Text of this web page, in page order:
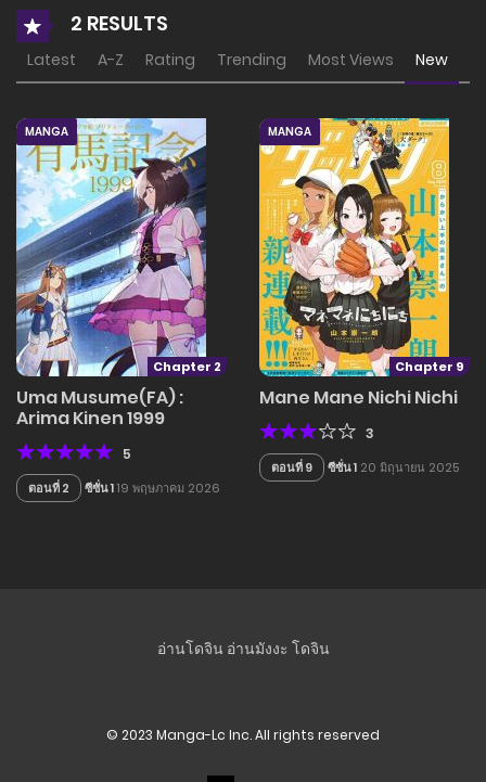
2 RESULTS
Latest A-Z Rating Trending Most Views New
Chapter 2
MANGA
Uma Musume(FA) :
Arima Kinen 1999
5
ตอนที่ 2 ซีซั่น 119 พฤษภาคม 2026
Chapter 9
MANGA
Mane Mane Nichi Nichi
3
ตอนที่ 9 ซีซั่น 1 20 มิถุนายน 2025
อ่านโดจิน อ่านมังงะ โดจิน
© 2023 Manga-Lc Inc. All rights reserved